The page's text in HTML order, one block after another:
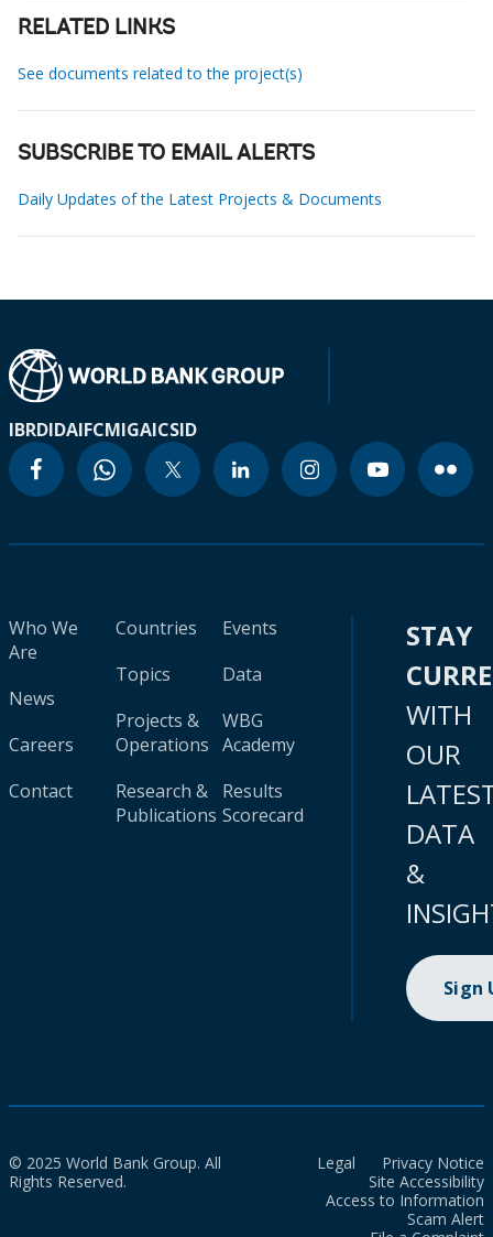
RELATED LINKS
See documents related to the project(s)
SUBSCRIBE TO EMAIL ALERTS
Daily Updates of the Latest Projects & Documents
IBRDIDAIFCMIGAICSID
Who We
Are
News
Careers
Contact
Countries
Topics
Projects &
Operations
Research &
Publications
Events
Data
WBG
Academy
Results
Scorecard
STAY
WITH
OUR
DATA
&
Sign
© 2025 World Bank Group. All
Rights Reserved.
Legal
Privacy Notice
Site Accessibility
Access to Information
Scam Alert